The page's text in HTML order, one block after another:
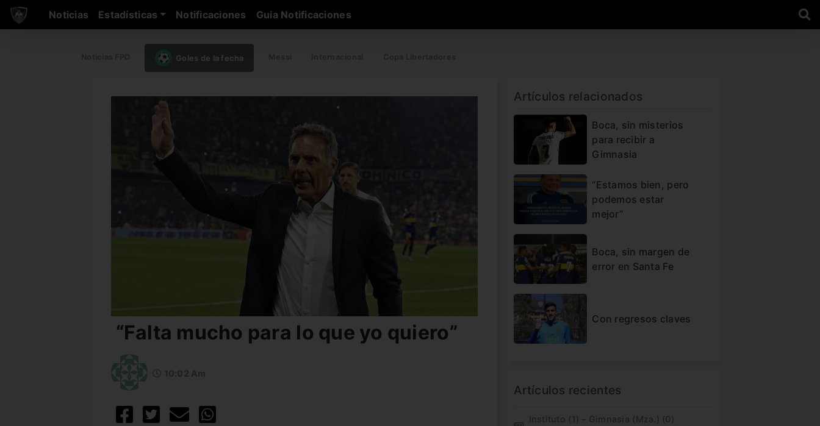
Noticias Estadísticas Notificaciones Guia Notificaciones
Goles de la fecha
“Falta mucho para lo que yo quiero”
Artículos relacionados
Boca, sin misterios
para recibir a
Gimnasia
“Estamos bien, pero
podemos estar
mejor”
Boca, sin margen de
error en Santa Fe
Con regresos claves
Artículos recientes
Instituto (1) – Gimnasia (Mza.) (0)